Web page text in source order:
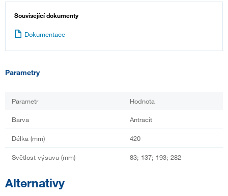
Související dokumenty
Dokumentace
Parametry
Parametr Hodnota
Barva Antracit
Délka (mm) 420
Světlost výsuvu (mm) 83; 137; 193; 282
Alternativy